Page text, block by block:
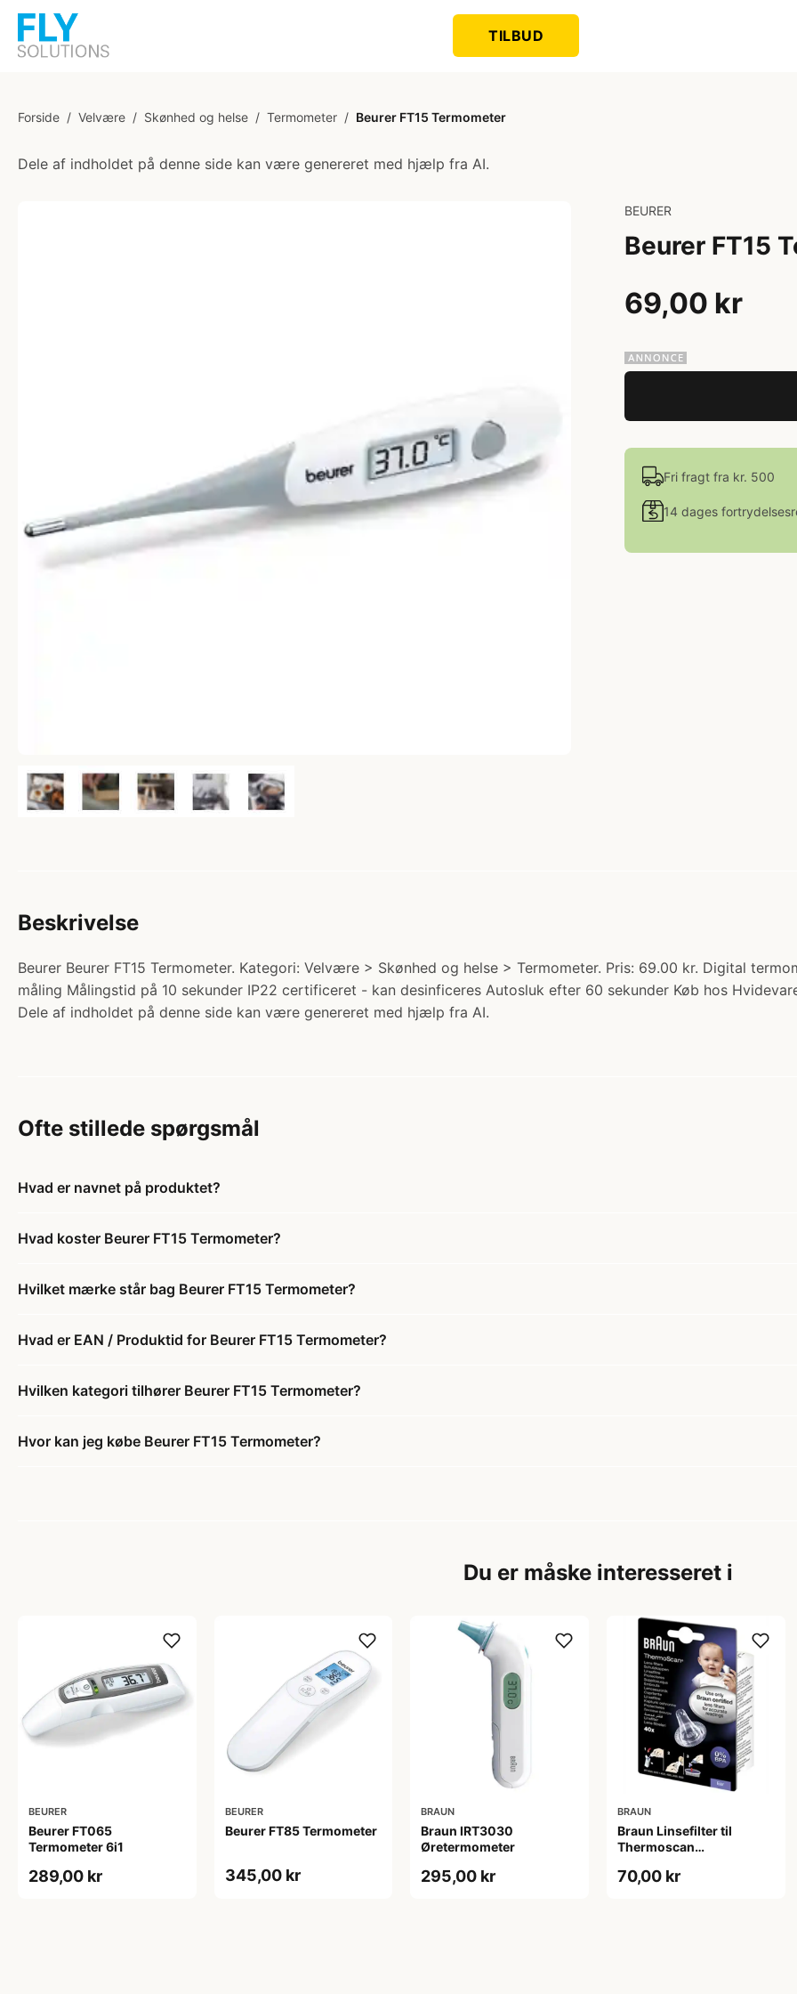
TILBUD
Forside / Velvære / Skønhed og helse / Termometer / Beurer FT15 Termometer
Dele af indholdet på denne side kan være genereret med hjælp fra AI.
BEURER
Beurer FT15
69,00 kr
Fri fragt fra kr. 500
14 dages
Beskrivelse
Beurer Beurer FT15 Termometer. Kategori: Velvære > Skønhed og helse > Termometer. Pris: 69.00 kr. Digital
måling Målingstid på 10 sekunder IP22 certificeret - kan desinficeres Autosluk efter 60 sekunder Køb hos
Dele af indholdet på denne side kan være genereret med hjælp fra AI.
Ofte stillede spørgsmål
Hvad er navnet på produktet?
Hvad koster Beurer FT15 Termometer?
Hvilket mærke står bag Beurer FT15 Termometer?
Hvad er EAN / Produktid for Beurer FT15 Termometer?
Hvilken kategori tilhører Beurer FT15 Termometer?
Hvor kan jeg købe Beurer FT15 Termometer?
Du er måske interesseret i
BEURER
Beurer FT065
Termometer 6i1
289,00 kr
BEURER
Beurer FT85 Termometer
345,00 kr
BRAUN
Braun IRT3030
Øretermometer
295,00 kr
BRAUN
Braun Linsefilter til
Thermoscan
70,00 kr